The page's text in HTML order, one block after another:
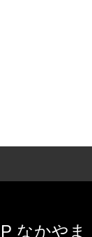
なかやま